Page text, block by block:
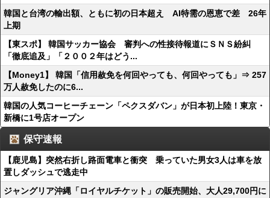
韓国と台湾の輸出額、ともに初の日本超え AI特需の恩恵で差 26年
上期
【東スポ】 韓国サッカー協会 審判への性接待報道にＳＮＳ紛糾
「徹底追及」「２００２年はどう...
【Money1】 韓国「信用赦免を何回やっても、何回やっても」⇒ 257
万人赦免したのに6...
韓国の人気コーヒーチェーン「ペクスダバン」が日本初上陸！東京・
新橋に1号店オープン
保守速報
【鹿児島】突然右折し路面電車と衝突 乗っていた男女3人は車を放
置しダッシュで逃走中
ジャングリア沖縄「ロイヤルチケット」の販売開始、大人29,700円に